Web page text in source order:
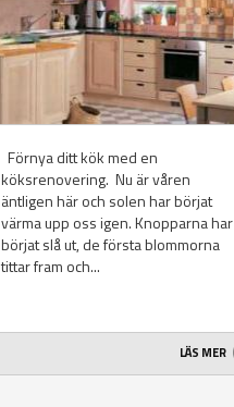
Förnya ditt kök med en
köksrenovering. Nu är våren
äntligen här och solen har börjat
värma upp oss igen. Knopparna har
börjat slå ut, de första blommorna
tittar fram och...
LÄS MER